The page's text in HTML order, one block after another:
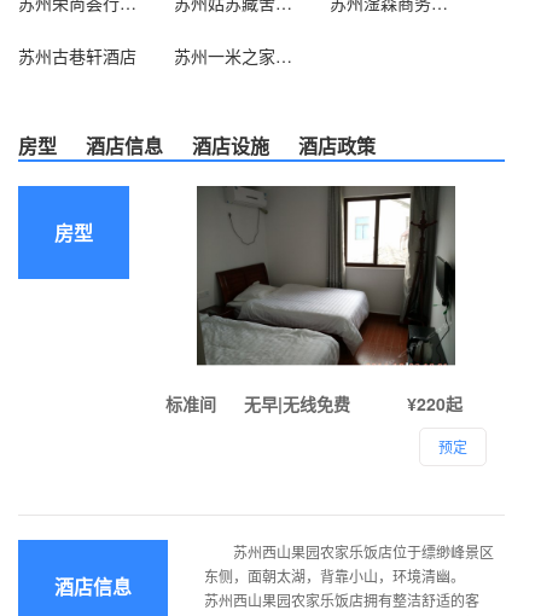
苏州古巷轩酒店 苏州一米之家求职公寓
房型 酒店信息 酒店设施 酒店政策
房型
标准间 ¥220起
无早|无线免费
预定
酒店信息
苏州西山果园农家乐饭店位于缥缈峰景区
东侧，面朝太湖，背靠小山，环境清幽。
苏州西山果园农家乐饭店拥有整洁舒适的客